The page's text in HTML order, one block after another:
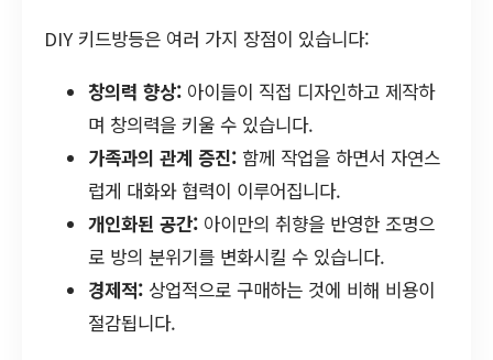
DIY 키드방등은 여러 가지 장점이 있습니다:
창의력 향상: 아이들이 직접 디자인하고 제작하
며 창의력을 키울 수 있습니다.
가족과의 관계 증진: 함께 작업을 하면서 자연스
럽게 대화와 협력이 이루어집니다.
개인화된 공간: 아이만의 취향을 반영한 조명으
로 방의 분위기를 변화시킬 수 있습니다.
경제적: 상업적으로 구매하는 것에 비해 비용이
절감됩니다.